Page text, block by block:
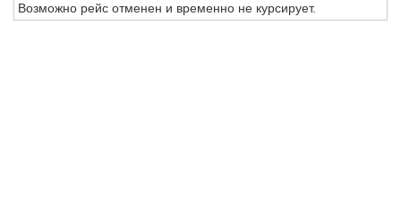
Возможно рейс отменен и временно не курсирует.